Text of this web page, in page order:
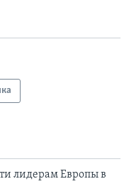
лидерам Европы в